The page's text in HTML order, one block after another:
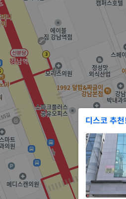
디스코 추